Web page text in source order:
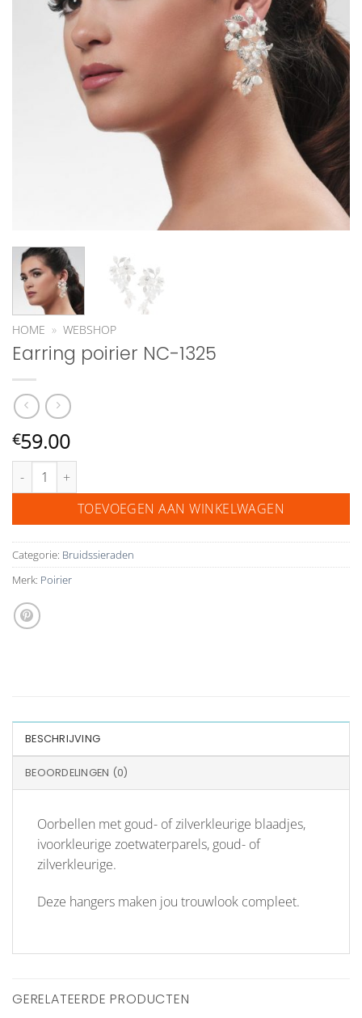
HOME » WEBSHOP
Earring poirier NC-1325
€59.00
Earring poirier NC-1325 aantal
TOEVOEGEN AAN WINKELWAGEN
Categorie: Bruidssieraden
Merk: Poirier
BESCHRIJVING
BEOORDELINGEN (0)
Oorbellen met goud- of zilverkleurige blaadjes,
ivoorkleurige zoetwaterparels, goud- of
zilverkleurige.
Deze hangers maken jou trouwlook compleet.
GERELATEERDE PRODUCTEN